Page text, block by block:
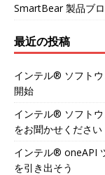
SmartBear 製品ブ
最近の投稿
インテル® ソフト
開始
インテル® ソフトウ
をお聞かせください
インテル® oneAPI
を引き出そう